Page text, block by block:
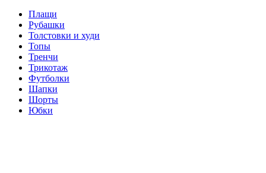
Плащи
Рубашки
Толстовки и худи
Топы
Тренчи
Трикотаж
Футболки
Шапки
Шорты
Юбки